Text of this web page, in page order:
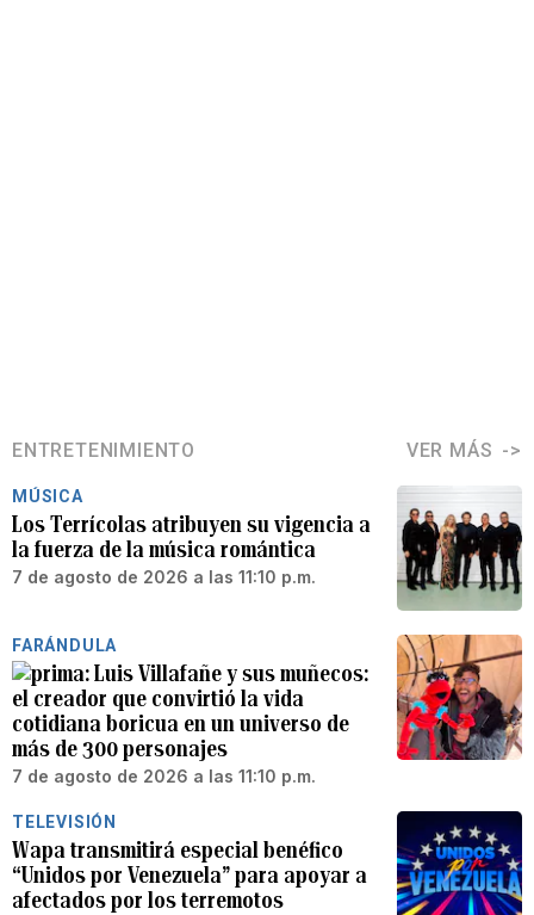
ENTRETENIMIENTO VER MÁS
MÚSICA
Los Terrícolas atribuyen su vigencia a
la fuerza de la música romántica
7 de agosto de 2026 a las 11:10 p.m.
FARÁNDULA
Luis Villafañe y sus muñecos:
el creador que convirtió la vida
cotidiana boricua en un universo de
más de 300 personajes
7 de agosto de 2026 a las 11:10 p.m.
TELEVISIÓN
Wapa transmitirá especial benéfico
“Unidos por Venezuela” para apoyar a
afectados por los terremotos